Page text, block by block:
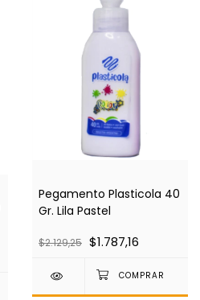
Pegamento Plasticola 40
Gr. Lila Pastel
$2.129,25 $1.787,16